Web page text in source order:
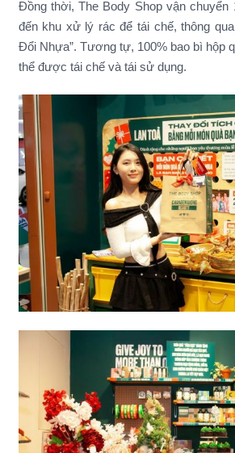
Đồng thời, The Body Shop vận chuyển
đến khu xử lý rác để tái chế, thông
Đổi Nhựa”. Tương tự, 100% bao bì hộp
thể được tái chế và tái sử dụng.